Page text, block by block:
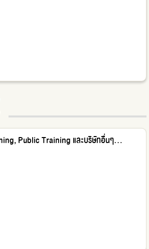
Public Training และบริษัทอื่นๆ...